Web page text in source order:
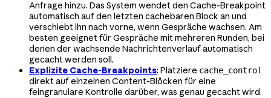
Anfrage hinzu. Das System wendet den Cache-Breakpoint
automatisch auf den letzten cachebaren Block an und
verschiebt ihn nach vorne, wenn Gespräche wachsen. Am
besten geeignet für Gespräche mit mehreren Runden, bei
denen der wachsende Nachrichtenverlauf automatisch
gecacht werden soll.
Explizite Cache-Breakpoints: Platziere cache_control
direkt auf einzelnen Content-Blöcken für eine
feingranulare Kontrolle darüber, was genau gecacht wird.